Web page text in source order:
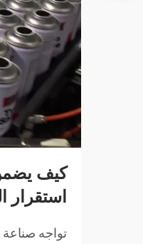
كيف
استقرار
تواجه صناعة